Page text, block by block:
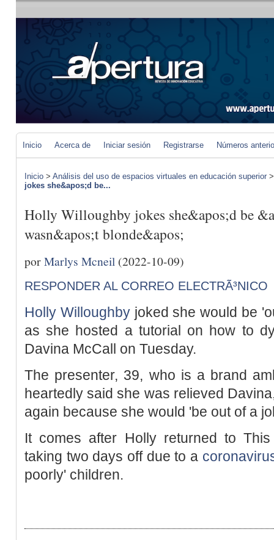
Inicio Acerca de Iniciar sesión Registrarse Números
Inicio > Análisis del uso de espacios virtuales en educación superior
jokes she&apos;d be...
Holly Willoughby jokes she&apos;d be
wasn&apos;t blonde&apos;
porMarlys Mcneil (2022-10-09)
RESPONDER AL CORREO ELECTRÃ³NICO
Holly Willoughbyjoked she would be
as she hosted a tutorial on how to
Davina McCall on Tuesday.
The presenter, 39, who is a brand
heartedly said she was relieved
again because she would 'be out of a
It comes after Holly returned to
taking two days off due to a
poorly' children.